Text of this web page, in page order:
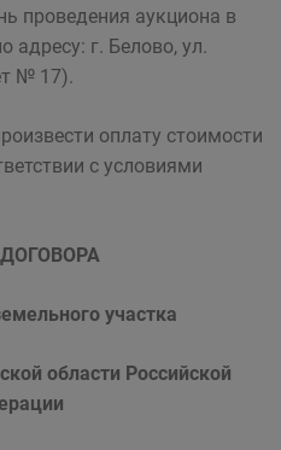
проведения аукциона в
г. Белово, ул.
№ 17).
оплату стоимости
с условиями
участка
области Российской